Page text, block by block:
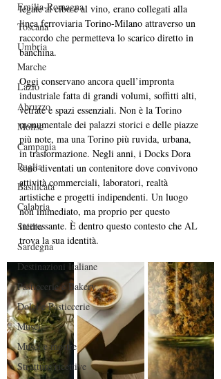
Emilia-Romagna
Toscana
Umbria
Marche
Lazio
Abruzzo
Molise
Campania
Puglia
Basilicata
Calabria
Sicilia
Sardegna
Destinazioni Italiane
Pasticcerie e Bakery
Dolci e Pasticcerie
Musei
Musei e mostre
Strutture ricettive
legate al cibo e al vino, erano collegati alla
linea ferroviaria Torino-Milano attraverso un
raccordo che permetteva lo scarico diretto in
banchina.
Oggi conservano ancora quell’impronta
industriale fatta di grandi volumi, soffitti alti,
vetrate e spazi essenziali. Non è la Torino
monumentale dei palazzi storici e delle piazze
più note, ma una Torino più ruvida, urbana,
in trasformazione. Negli anni, i Docks Dora
sono diventati un contenitore dove convivono
attività commerciali, laboratori, realtà
artistiche e progetti indipendenti. Un luogo
non immediato, ma proprio per questo
interessante. È dentro questo contesto che AL
trova la sua identità.